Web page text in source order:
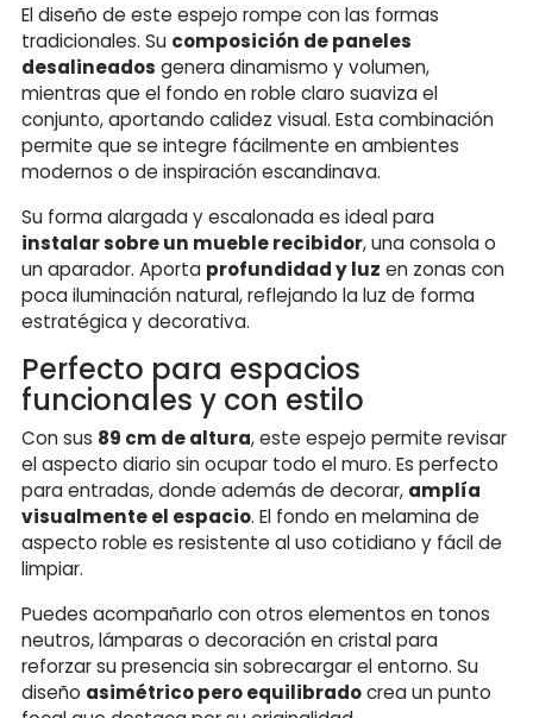
El diseño de este espejo rompe con las formas
tradicionales. Su composición de paneles
desalineados genera dinamismo y volumen,
mientras que el fondo en roble claro suaviza el
conjunto, aportando calidez visual. Esta combinación
permite que se integre fácilmente en ambientes
modernos o de inspiración escandinava.
Su forma alargada y escalonada es ideal para
instalar sobre un mueble recibidor, una consola o
un aparador. Aporta profundidad y luz en zonas con
poca iluminación natural, reflejando la luz de forma
estratégica y decorativa.
Perfecto para espacios
funcionales y con estilo
Con sus 89 cm de altura, este espejo permite revisar
el aspecto diario sin ocupar todo el muro. Es perfecto
para entradas, donde además de decorar, amplía
visualmente el espacio. El fondo en melamina de
aspecto roble es resistente al uso cotidiano y fácil de
limpiar.
Puedes acompañarlo con otros elementos en tonos
neutros, lámparas o decoración en cristal para
reforzar su presencia sin sobrecargar el entorno. Su
diseño asimétrico pero equilibradocrea un punto